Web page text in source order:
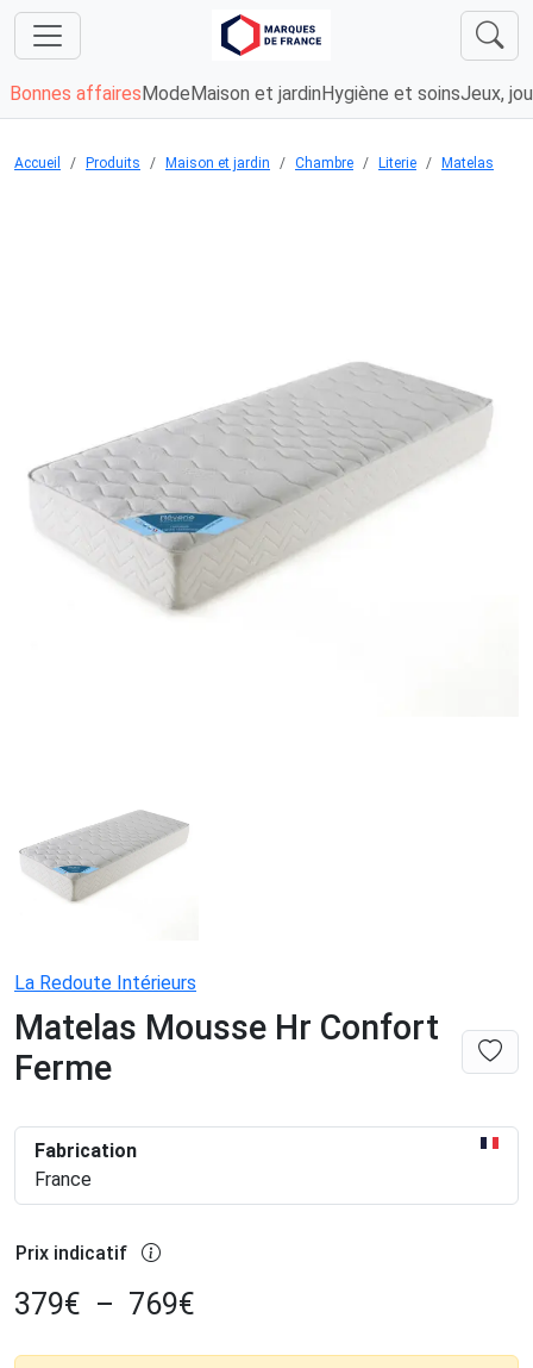
Bonnes affaires Mode Maison et jardin Hygiène et soinsJeux,
Accueil Produits Maison et jardin Chambre Literie Matelas
La Redoute Intérieurs
Matelas Mousse Hr Confort
Ferme
Fabrication
France
Prix indicatif
379€ – 769€